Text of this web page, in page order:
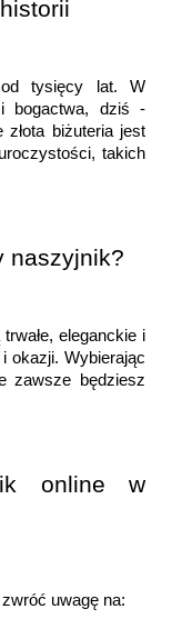
od tysięcy lat. W
bogactwa, dziś -
biżuteria jest
takich
naszyjnik?
eleganckie i
okazji. Wybierając
zawsze będziesz
online w
uwagę na: